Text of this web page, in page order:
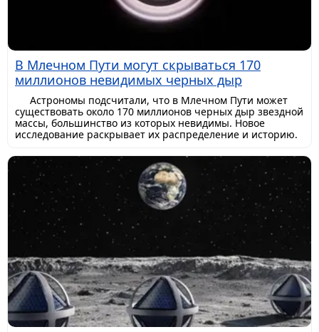
В Млечном Пути могут скрываться 170
миллионов невидимых черных дыр
Астрономы подсчитали, что в Млечном Пути может
существовать около 170 миллионов черных дыр звездной
массы, большинство из которых невидимы. Новое
исследование раскрывает их распределение и историю.